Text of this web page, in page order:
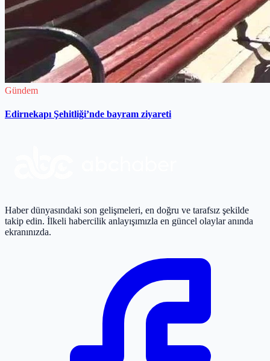
Gündem
Edirnekapı Şehitliği’nde bayram ziyareti
Haber dünyasındaki son gelişmeleri, en doğru ve tarafsız şekilde
takip edin. İlkeli habercilik anlayışımızla en güncel olaylar anında
ekranınızda.